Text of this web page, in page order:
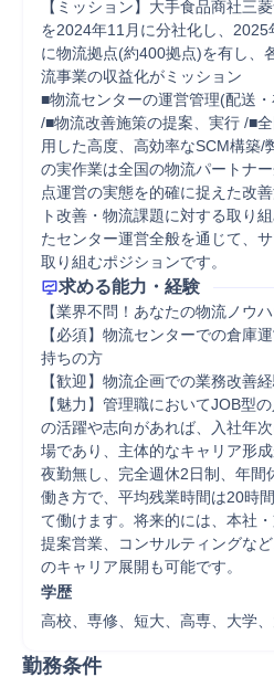
【ミッション】大手食品商社三
を2024年11月に分社化し、
に物流拠点(約400拠点)を有し、
流事業の収益化がミッション
■物流センターの運営管理(配送
/■物流改善施策の提案、実行 /■
用した高度、高効率なSCM構築/
の実作業は全国の物流パートナ
点運営の実態を的確に捉えた改
ト改善・物流課題に対する取り
たセンター運営全般を通じて、
取り組むポジションです。
求める能力・経験
【業界不問！あなたの物流ノウ
【必須】物流センターでの倉庫
持ちの方
【歓迎】物流企画での業務改善
【魅力】管理職においてJOB型
の活躍や志向があれば、入社年
場であり、主体的なキャリア形
夜勤無し、完全週休2日制、年間
働き方で、平均残業時間は20時
て働けます。将来的には、本社
提案営業、コンサルティングな
のキャリア展開も可能です。
学歴
高校、専修、短大、高専、大学
勤務条件